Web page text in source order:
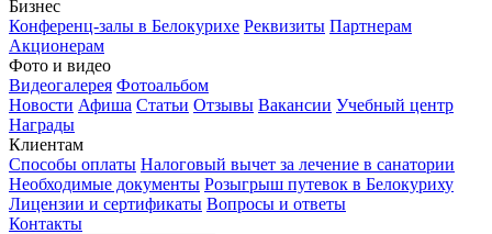
Бизнес
Конференц-залы в Белокурихе Реквизиты Партнерам
Акционерам
Фото и видео
Видеогалерея Фотоальбом
Новости Афиша Статьи Отзывы Вакансии Учебный центр
Награды
Клиентам
Способы оплаты Налоговый вычет за лечение в санатории
Необходимые документы Розыгрыш путевок в Белокуриху
Лицензии и сертификаты Вопросы и ответы
Контакты